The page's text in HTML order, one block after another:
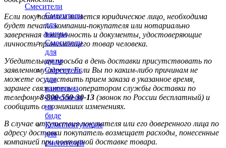
Смесители
Смесители
для
ванны
Смесители
для
душа
Смеситель
для
раковины
Смесители
на
биде
Комплектующие
для
смесителей
Если покупателем является юридическое лицо, необходима
будет печать компании-покупателя или нотариально
заверенная доверенность и документы, удостоверяющие
личность принимающего товар человека.
Убедительная просьба в день доставки присутствовать по
заявленному адресу. Если Вы по каким-либо причинам не
можете осуществить прием заказа в указанное время,
заранее свяжитесь с оператором службы доставки по
телефону8-800-550-30-13 (звонок по России бесплатный) и
сообщить о возникших изменениях.
В случае отсутствия покупателя или его доверенного лица по
адресу доставки покупатель возмещает расходы, понесенные
компанией при повторной доставке товара.